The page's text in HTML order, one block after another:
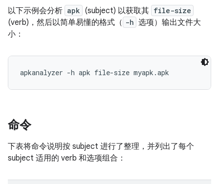
以下示例会分析 apk (subject) 以获取其 file-size
(verb)，然后以简单易懂的格式（ -h 选项）输出文件大
小：
apkanalyzer -h apk file-size myapk.apk
命令
下表将命令说明按 subject 进行了整理，并列出了每个
subject 适用的 verb 和选项组合：